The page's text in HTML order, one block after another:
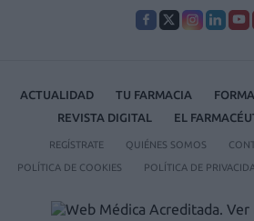
ACTUALIDAD TU FARMACIA
REVISTA DIGITAL
EL
REGÍSTRATE QUIÉNES SOMOS
POLÍTICA DE COOKIES POLÍTICA DE